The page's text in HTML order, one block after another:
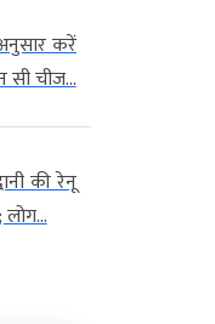
करें
चीज...
की रेनू
लोग...